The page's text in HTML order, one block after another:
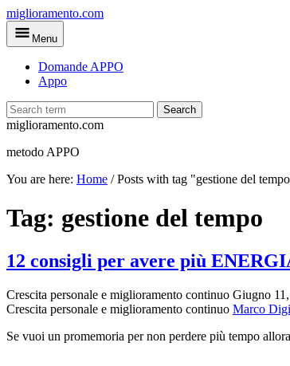
Skip
to
main
miglioramento.com
Menu
Domande APPO
Appo
Search
miglioramento.com
metodo APPO
You are here: Home /Posts with tag "gestione del
Tag: gestione del tempo
12 consigli per avere più
Crescita personale e miglioramento continuo Giugno
Crescita personale e miglioramento continuo Marco
Se vuoi un promemoria per non perdere più tempo